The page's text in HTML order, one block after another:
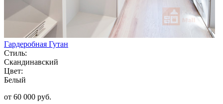
Гардеробная Гутан
Стиль:
Скандинавский
Цвет:
Белый
от 60 000 руб.